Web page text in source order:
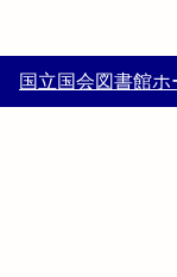
国立国会図書館ホ